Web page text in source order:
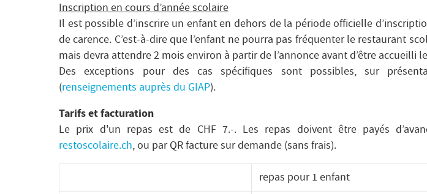
Inscription en cours d’année scolaire
Il est possible d’inscrire un enfant en dehors de la période officielle
de carence. C’est-à-dire que l’enfant ne pourra pas fréquenter le restaurant
mais devra attendre 2 mois environ à partir de l’annonce avant d’être accueilli
Des exceptions pour des cas spécifiques sont possibles, sur
(renseignements auprès du GIAP).
Tarifs et facturation
Le prix d'un repas est de CHF 7.-. Les repas doivent être payés
restoscolaire.ch, ou par QR facture sur demande (sans frais).
repas pour 1 enfant